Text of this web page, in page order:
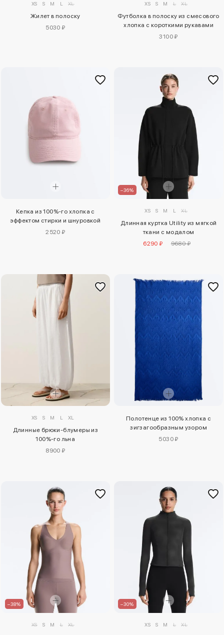
XS S M L XL
Жилет в полоску
5030 ₽
XS S M L XL
Футболка в полоску из смесового
хлопка с короткими рукавами
3100 ₽
Кепка из 100%-го хлопка с
эффектом стирки и шнуровкой
2520 ₽
–36%
XS S M L XL
Длинная куртка Utility из мягкой
ткани с модалом
6290 ₽
9680 ₽
XS S M L XL
Длинные брюки-блумеры из
100%-го льна
8900 ₽
Полотенце из 100% хлопка с
зигзагообразным узором
5030 ₽
–38%
XS S M L XL
–30%
XS S M L XL